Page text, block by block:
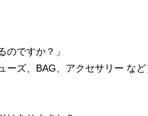
のですか？」
ーズ、BAG、アクセサリー な